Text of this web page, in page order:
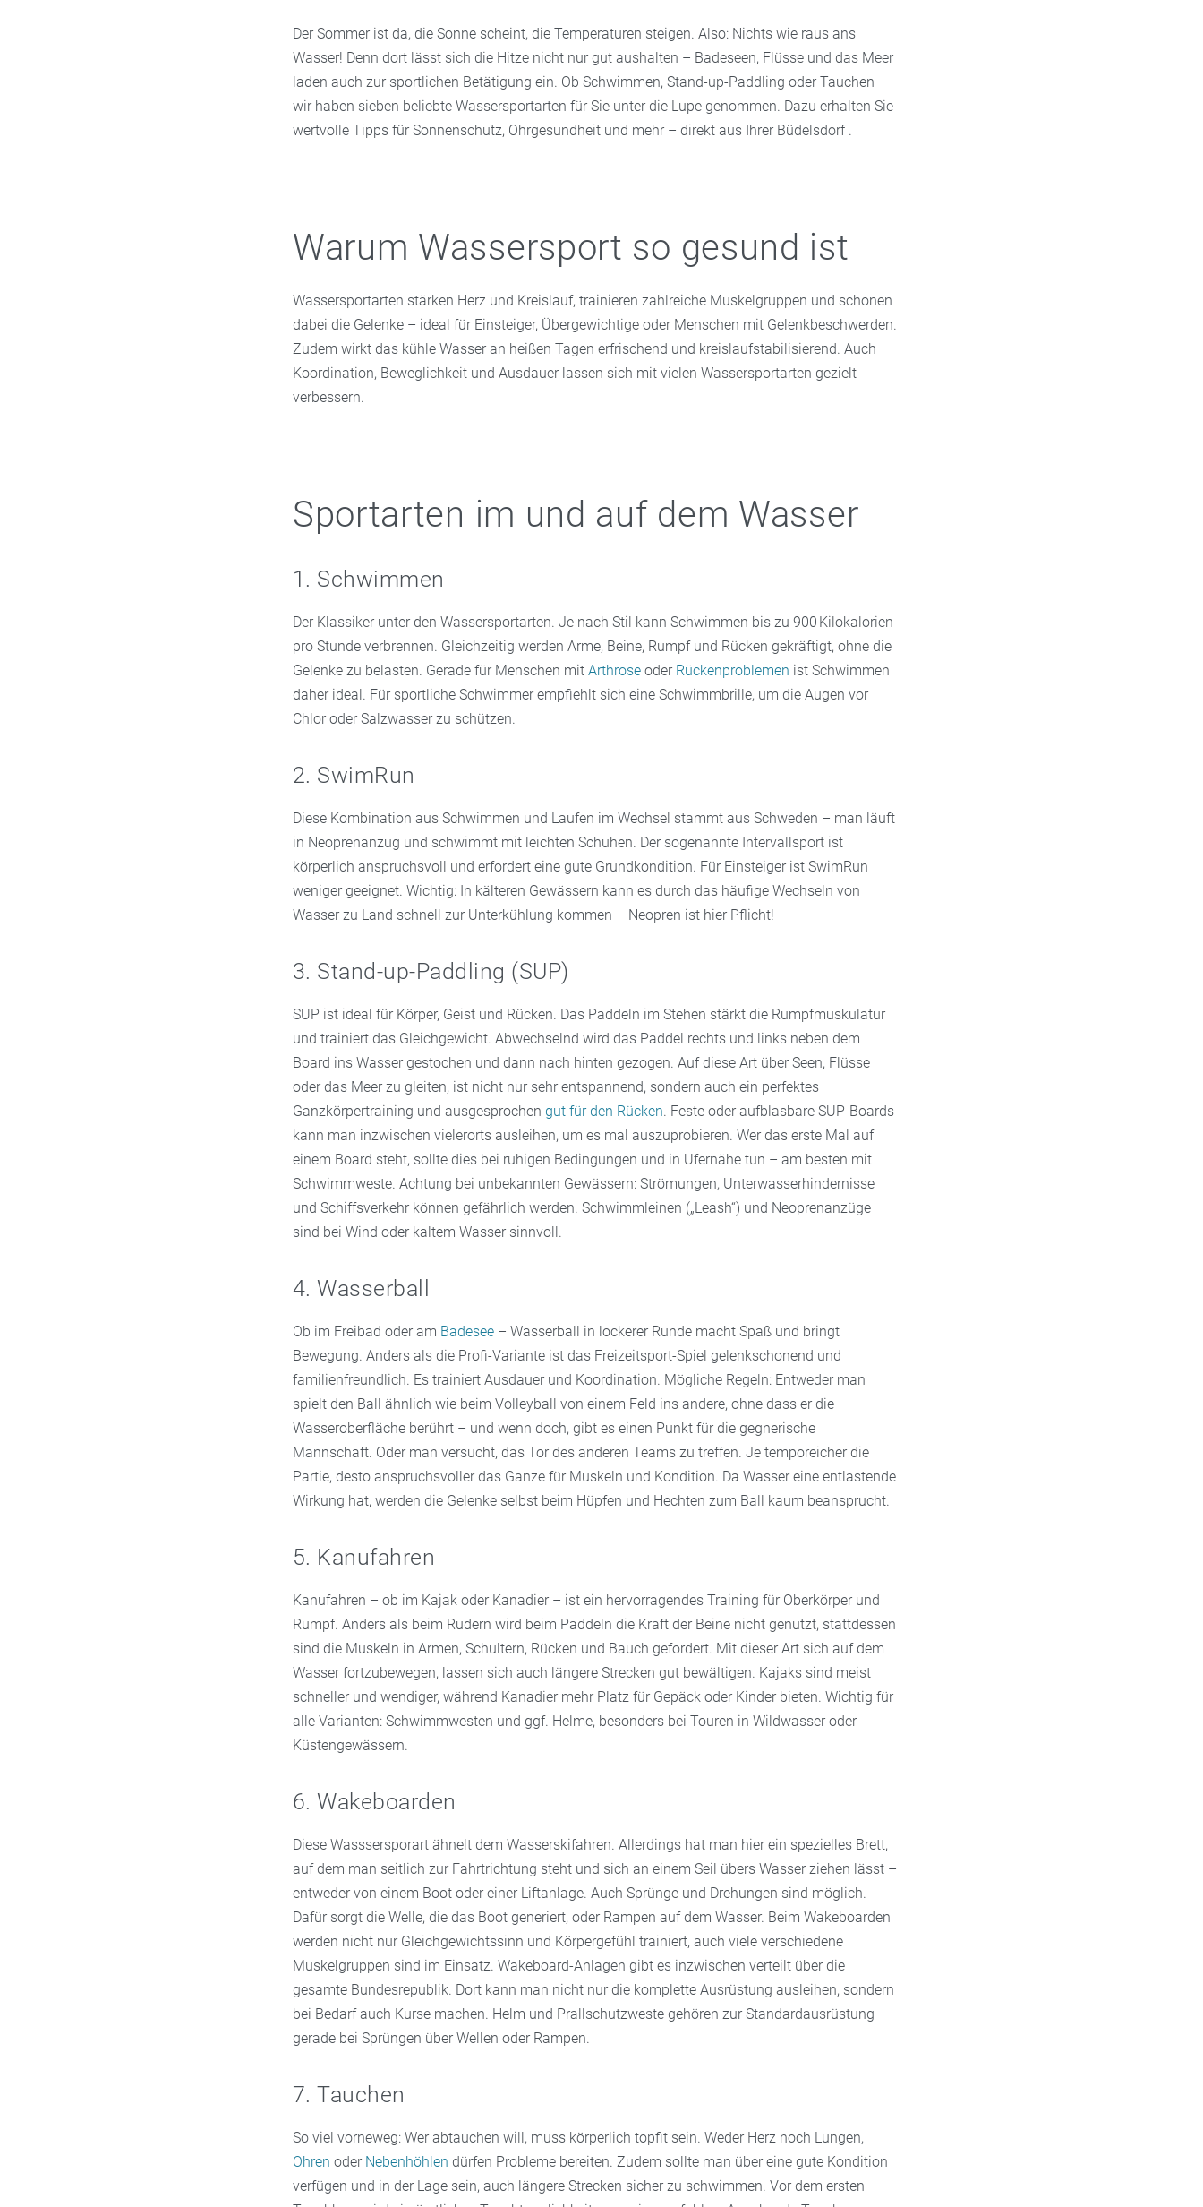
Der Sommer ist da, die Sonne scheint, die Temperaturen steigen. Also: Nichts wie raus ans
Wasser! Denn dort lässt sich die Hitze nicht nur gut aushalten – Badeseen, Flüsse und das Meer
laden auch zur sportlichen Betätigung ein. Ob Schwimmen, Stand-up-Paddling oder Tauchen –
wir haben sieben beliebte Wassersportarten für Sie unter die Lupe genommen. Dazu erhalten Sie
wertvolle Tipps für Sonnenschutz, Ohrgesundheit und mehr – direkt aus Ihrer Büdelsdorf .
Warum Wassersport so gesund ist
Wassersportarten stärken Herz und Kreislauf, trainieren zahlreiche Muskelgruppen und schonen
dabei die Gelenke – ideal für Einsteiger, Übergewichtige oder Menschen mit Gelenkbeschwerden.
Zudem wirkt das kühle Wasser an heißen Tagen erfrischend und kreislaufstabilisierend. Auch
Koordination, Beweglichkeit und Ausdauer lassen sich mit vielen Wassersportarten gezielt
verbessern.
Sportarten im und auf dem Wasser
1. Schwimmen
Der Klassiker unter den Wassersportarten. Je nach Stil kann Schwimmen bis zu 900 Kilokalorien
pro Stunde verbrennen. Gleichzeitig werden Arme, Beine, Rumpf und Rücken gekräftigt, ohne die
Gelenke zu belasten. Gerade für Menschen mit Arthroseoder Rückenproblemen ist Schwimmen
daher ideal. Für sportliche Schwimmer empfiehlt sich eine Schwimmbrille, um die Augen vor
Chlor oder Salzwasser zu schützen.
2. SwimRun
Diese Kombination aus Schwimmen und Laufen im Wechsel stammt aus Schweden – man läuft
in Neoprenanzug und schwimmt mit leichten Schuhen. Der sogenannte Intervallsport ist
körperlich anspruchsvoll und erfordert eine gute Grundkondition. Für Einsteiger ist SwimRun
weniger geeignet. Wichtig: In kälteren Gewässern kann es durch das häufige Wechseln von
Wasser zu Land schnell zur Unterkühlung kommen – Neopren ist hier Pflicht!
3. Stand-up-Paddling (SUP)
SUP ist ideal für Körper, Geist und Rücken. Das Paddeln im Stehen stärkt die Rumpfmuskulatur
und trainiert das Gleichgewicht. Abwechselnd wird das Paddel rechts und links neben dem
Board ins Wasser gestochen und dann nach hinten gezogen. Auf diese Art über Seen, Flüsse
oder das Meer zu gleiten, ist nicht nur sehr entspannend, sondern auch ein perfektes
Ganzkörpertraining und ausgesprochen gut für den Rücken. Feste oder aufblasbare SUP-Boards
kann man inzwischen vielerorts ausleihen, um es mal auszuprobieren. Wer das erste Mal auf
einem Board steht, sollte dies bei ruhigen Bedingungen und in Ufernähe tun – am besten mit
Schwimmweste. Achtung bei unbekannten Gewässern: Strömungen, Unterwasserhindernisse
und Schiffsverkehr können gefährlich werden. Schwimmleinen („Leash“) und Neoprenanzüge
sind bei Wind oder kaltem Wasser sinnvoll.
4. Wasserball
Ob im Freibad oder am Badesee– Wasserball in lockerer Runde macht Spaß und bringt
Bewegung. Anders als die Profi-Variante ist das Freizeitsport-Spiel gelenkschonend und
familienfreundlich. Es trainiert Ausdauer und Koordination. Mögliche Regeln: Entweder man
spielt den Ball ähnlich wie beim Volleyball von einem Feld ins andere, ohne dass er die
Wasseroberfläche berührt – und wenn doch, gibt es einen Punkt für die gegnerische
Mannschaft. Oder man versucht, das Tor des anderen Teams zu treffen. Je temporeicher die
Partie, desto anspruchsvoller das Ganze für Muskeln und Kondition. Da Wasser eine entlastende
Wirkung hat, werden die Gelenke selbst beim Hüpfen und Hechten zum Ball kaum beansprucht.
5. Kanufahren
Kanufahren – ob im Kajak oder Kanadier – ist ein hervorragendes Training für Oberkörper und
Rumpf. Anders als beim Rudern wird beim Paddeln die Kraft der Beine nicht genutzt, stattdessen
sind die Muskeln in Armen, Schultern, Rücken und Bauch gefordert. Mit dieser Art sich auf dem
Wasser fortzubewegen, lassen sich auch längere Strecken gut bewältigen. Kajaks sind meist
schneller und wendiger, während Kanadier mehr Platz für Gepäck oder Kinder bieten. Wichtig für
alle Varianten: Schwimmwesten und ggf. Helme, besonders bei Touren in Wildwasser oder
Küstengewässern.
6. Wakeboarden
Diese Wasssersporart ähnelt dem Wasserskifahren. Allerdings hat man hier ein spezielles Brett,
auf dem man seitlich zur Fahrtrichtung steht und sich an einem Seil übers Wasser ziehen lässt –
entweder von einem Boot oder einer Liftanlage. Auch Sprünge und Drehungen sind möglich.
Dafür sorgt die Welle, die das Boot generiert, oder Rampen auf dem Wasser. Beim Wakeboarden
werden nicht nur Gleichgewichtssinn und Körpergefühl trainiert, auch viele verschiedene
Muskelgruppen sind im Einsatz. Wakeboard-Anlagen gibt es inzwischen verteilt über die
gesamte Bundesrepublik. Dort kann man nicht nur die komplette Ausrüstung ausleihen, sondern
bei Bedarf auch Kurse machen. Helm und Prallschutzweste gehören zur Standardausrüstung –
gerade bei Sprüngen über Wellen oder Rampen.
7. Tauchen
So viel vorneweg: Wer abtauchen will, muss körperlich topfit sein. Weder Herz noch Lungen,
Ohren oder Nebenhöhlen dürfen Probleme bereiten. Zudem sollte man über eine gute Kondition
verfügen und in der Lage sein, auch längere Strecken sicher zu schwimmen. Vor dem ersten